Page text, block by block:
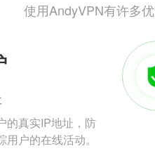
使用AndyVPN有许多
的真实IP地址，防
用户的在线活动。